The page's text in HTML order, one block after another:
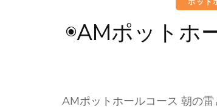
ポット
◉AMポットホ
AMポットホールコース 朝の